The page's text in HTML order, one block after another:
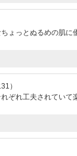
ょっとぬるめの肌
）
ぞれ工夫されてい